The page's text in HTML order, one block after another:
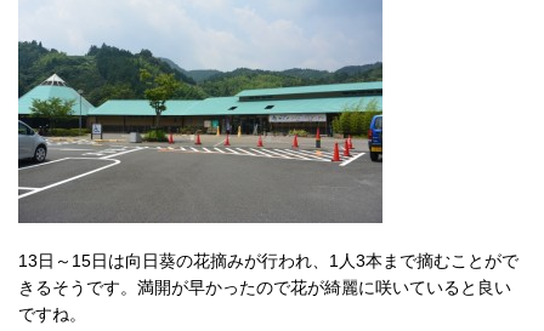
13日～15日は向日葵の花摘みが行われ、1人3本まで摘むことがで
きるそうです。満開が早かったので花が綺麗に咲いていると良い
ですね。